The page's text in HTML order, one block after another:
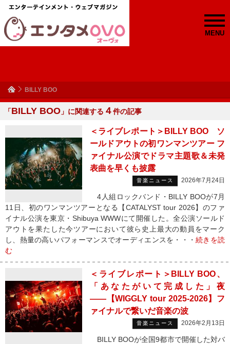
MENU
BILLY BOO
「BILLY BOO 」に関連する ４件の記事
＜ライブレポート＞BILLY BOO ソ
ールドアウトの初ワンマンツアー フ
ァイナル公演でドラマ主題歌＆未発
表曲を早くも披露
音楽ニュース 2026年7月24日
4人組ロックバンド・BILLY BOOが7月
11日、初のワンマンツアーとなる【CATALYST tour 2026】のファ
イナル公演を東京・Shibuya WWWにて開催した。全公演ソールド
アウトを果たした今ツアーにおいて彼ら史上最大の動員をマーク
し、熱量の高いパフォーマンスでオーディエンスを・・・続きを読
む
＜ライブレポート＞BILLY BOO、
「あなたがいて完成した」夜
――【WIGGLY tour 2025-2026】フ
ァイナルで繋いだ音楽の波
音楽ニュース 2026年2月13日
BILLY BOOが全国9都市で開催した対バ